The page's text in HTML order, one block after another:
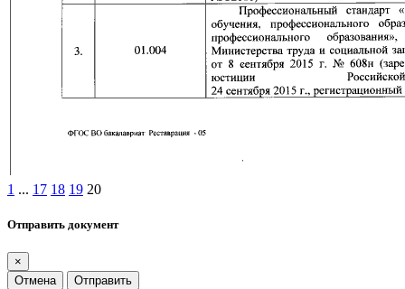
1 ... 17 18 19 20
Отправить документ
×
Отмена
Отправить